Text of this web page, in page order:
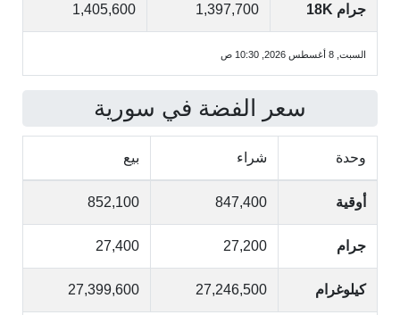
جرام 18K 1,397,700
1,405,600
السبت, 8 أغسطس 2026, 10:30 ص
سعر الفضة في سورية
وحدة شراء بيع
أوقية 847,400
852,100
جرام 27,200
27,400
كيلوغرام 27,246,500
27,399,600